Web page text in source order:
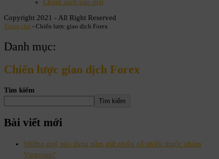
Chính sách bảo mật
Copyright 2021 - All Right Reserved
Trang chủ - Chiến lược giao dịch Forex
Danh mục:
Chiến lược giao dịch Forex
Tìm kiếm
Tìm kiếm
Bài viết mới
Những quỹ nào đang nắm giữ nhiều cổ phiếu thuộc nhóm
Vingroup?